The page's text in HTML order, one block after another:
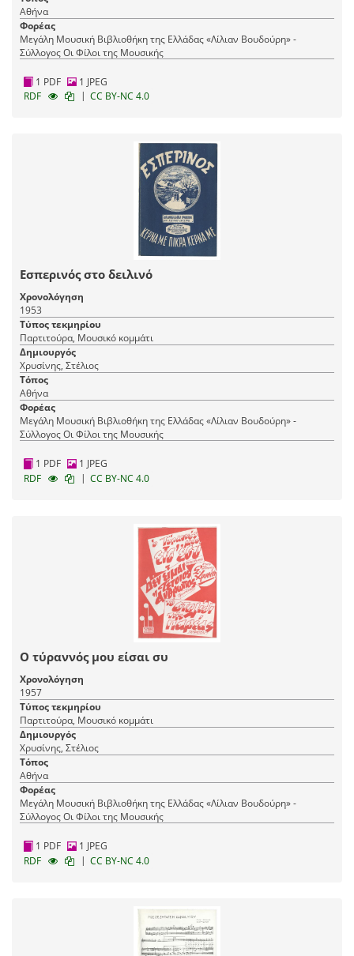
Αθήνα
Φορέας
Μεγάλη Μουσική Βιβλιοθήκη της Ελλάδας «Λίλιαν Βουδούρη» -
Σύλλογος Οι Φίλοι της Μουσικής
1 PDF
1 JPEG
RDF
| CC BY-NC 4.0
Εσπερινός στο δειλινό
Χρονολόγηση
1953
Τύπος τεκμηρίου
Παρτιτούρα, Μουσικό κομμάτι
Δημιουργός
Χρυσίνης, Στέλιος
Τόπος
Αθήνα
Φορέας
Μεγάλη Μουσική Βιβλιοθήκη της Ελλάδας «Λίλιαν Βουδούρη» -
Σύλλογος Οι Φίλοι της Μουσικής
1 PDF
1 JPEG
RDF
| CC BY-NC 4.0
Ο τύραννός μου είσαι συ
Χρονολόγηση
1957
Τύπος τεκμηρίου
Παρτιτούρα, Μουσικό κομμάτι
Δημιουργός
Χρυσίνης, Στέλιος
Τόπος
Αθήνα
Φορέας
Μεγάλη Μουσική Βιβλιοθήκη της Ελλάδας «Λίλιαν Βουδούρη» -
Σύλλογος Οι Φίλοι της Μουσικής
1 PDF
1 JPEG
RDF
| CC BY-NC 4.0